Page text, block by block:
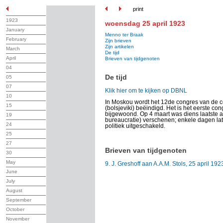
print
1923
January
February
March
April
04
05
07
10
15
19
24
25
27
30
May
June
July
August
September
October
November
woensdag 25 april 1923
Menno ter Braak
Zijn brieven
Zijn artikelen
De tijd
Brieven van tijdgenoten
De tijd
Klik hier om te kijken op DBNL
In Moskou wordt het 12de congres van de
(bolsjeviki) beëindigd. Het is het eerste
bijgewoond. Op 4 maart was diens laatste
bureaucratie) verschenen; enkele dagen
politiek uitgeschakeld.
Brieven van tijdgenoten
9. J. Greshoff aan A.A.M. Stols, 25 april